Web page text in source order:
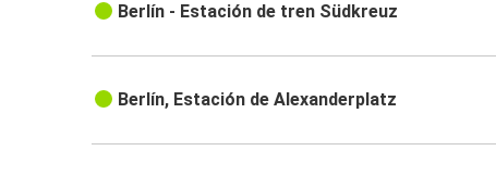
Berlín - Estación de tren Südkreuz
Berlín, Estación de Alexanderplatz